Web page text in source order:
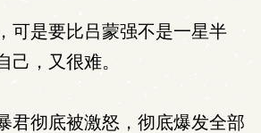
可是要比吕蒙强不是一星半
己，又很难。
君彻底被激怒，彻底爆发全部